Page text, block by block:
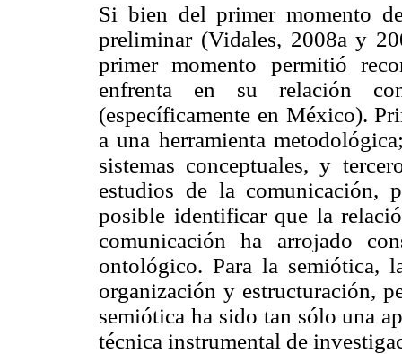
Si bien del primer momento
preliminar (Vidales, 2008a y
primer momento permitió
enfrenta en su relación
(específicamente en México).
a una herramienta
sistemas conceptuales, y
estudios de la comunicación,
posible identificar que la
comunicación ha arrojado
ontológico. Para la semiótica,
organización y estructuración,
semiótica ha sido tan sólo una
técnica instrumental de